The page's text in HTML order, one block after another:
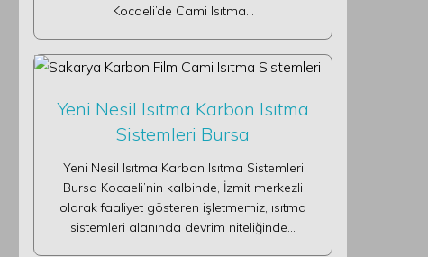
Kocaeli’de Cami Isıtma…
Yeni Nesil Isıtma Karbon Isıtma
Sistemleri Bursa
Yeni Nesil Isıtma Karbon Isıtma Sistemleri
Bursa Kocaeli’nin kalbinde, İzmit merkezli
olarak faaliyet gösteren işletmemiz, ısıtma
sistemleri alanında devrim niteliğinde…